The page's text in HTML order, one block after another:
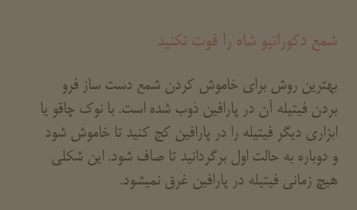
شمع دکوراتیو شاه را فوت نکنید
بهترین روش برای خاموش کردن شمع دست ساز فرو
بردن فیتیله آن در پارافین ذوب شده است. با نوک چاقو یا
ابزاری دیگر فیتیله را در پارافین کج کنید تا خاموش شود
و دوباره به حالت اول برگردانید تا صاف شود. این شکلی
هیچ زمانی فیتیله در پارافین غرق نمیشود.